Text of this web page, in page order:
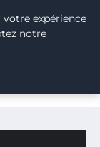
POUR
expérience
notre